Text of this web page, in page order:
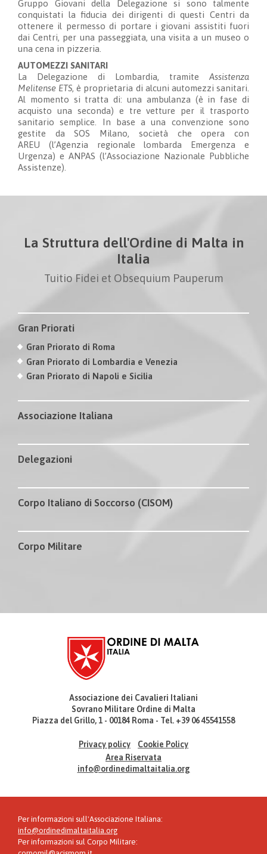
Gruppo Giovani della Delegazione si sono talmente
conquistati la fiducia dei dirigenti di questi Centri da
ottenere il permesso di portare i giovani assistiti fuori
dai Centri, per una passeggiata, una visita a un museo o
una cena in pizzeria.
AUTOMEZZI SANITARI
La Delegazione di Lombardia, tramite Assistenza
Melitense ETS, è proprietaria di alcuni automezzi sanitari.
Al momento si tratta di: una ambulanza (è in fase di
acquisto una seconda) e tre vetture per il trasporto
sanitario semplice. In base a una convenzione sono
gestite da SOS Milano, società che opera con
AREU (l’Agenzia regionale lombarda Emergenza e
Urgenza) e ANPAS (l’Associazione Nazionale Pubbliche
Assistenze).
La Struttura dell'Ordine di Malta in
Italia
Tuitio Fidei et Obsequium Pauperum
Gran Priorati
Gran Priorato di Roma
Gran Priorato di Lombardia e Venezia
Gran Priorato di Napoli e Sicilia
Associazione Italiana
Delegazioni
Corpo Italiano di Soccorso (CISOM)
Corpo Militare
Associazione dei Cavalieri Italiani
Sovrano Militare Ordine di Malta
Piazza del Grillo, 1 - 00184 Roma - Tel. +39 06 45541558
Privacy policy
Cookie Policy
Area Riservata
info@ordinedimaltaitalia.org
Per informazioni sull'Associazione Italiana:
info@ordinedimaltaitalia.org
Per informazioni sul Corpo Militare: